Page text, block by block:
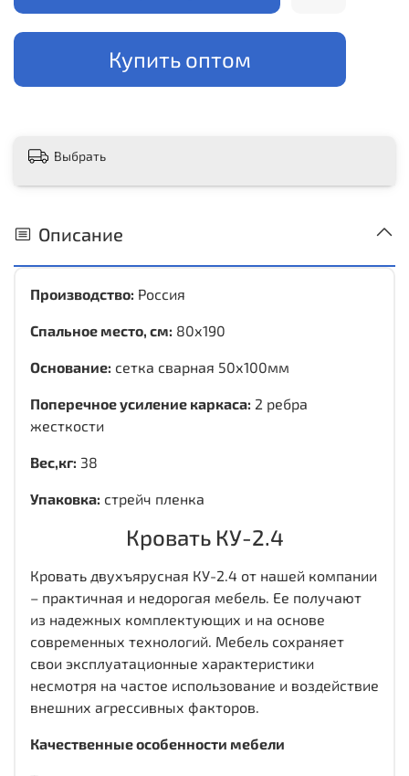
Купить оптом
Выбрать
Описание
Производство: Россия
Спальное место, см: 80х190
Основание: сетка сварная 50х100мм
Поперечное усиление каркаса: 2 ребра
жесткости
Вес,кг: 38
Упаковка: стрейч пленка
Кровать КУ-2.4
Кровать двухъярусная КУ-2.4 от нашей компании
– практичная и недорогая мебель. Ее получают
из надежных комплектующих и на основе
современных технологий. Мебель сохраняет
свои эксплуатационные характеристики
несмотря на частое использование и воздействие
внешних агрессивных факторов.
Качественные особенности мебели